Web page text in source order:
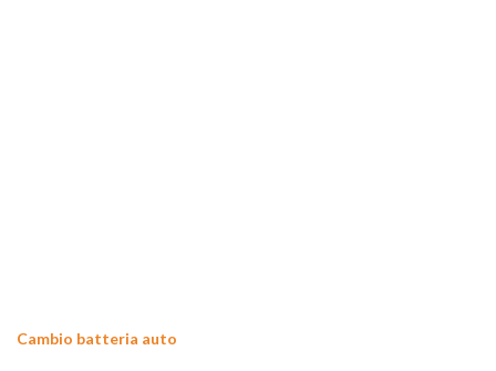
Cambio batteria auto